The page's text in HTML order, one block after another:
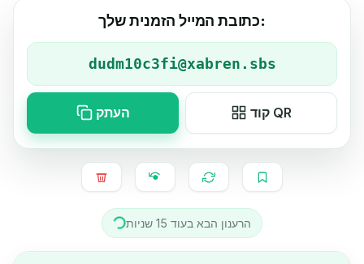
כתובת המייל הזמנית שלך:
העתק קוד QR
הרענון הבא בעוד 15 שניות